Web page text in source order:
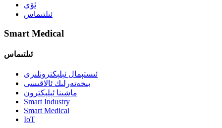
ئۆي
ئىلتىماس
Smart Medical
ئىلتىماس
ئىستېمال ئېلېكترونلىرى
بىخەتەرلىك ئالاقىسى
ماشىنا ئېلېكترون
Smart Industry
Smart Medical
IoT